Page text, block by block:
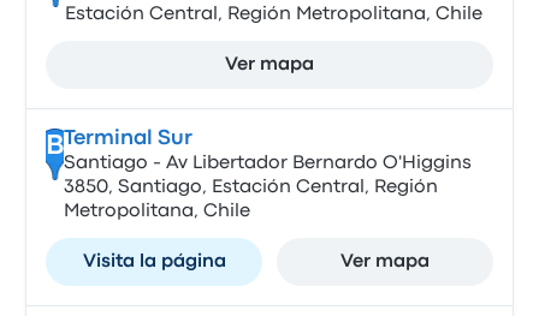
Estación Central, Región Metropolitana, Chile
Ver mapa
B Terminal Sur
Santiago - Av Libertador Bernardo O'Higgins
3850, Santiago, Estación Central, Región
Metropolitana, Chile
Visita la página Ver mapa